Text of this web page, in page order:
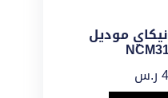
موديل
ر.س